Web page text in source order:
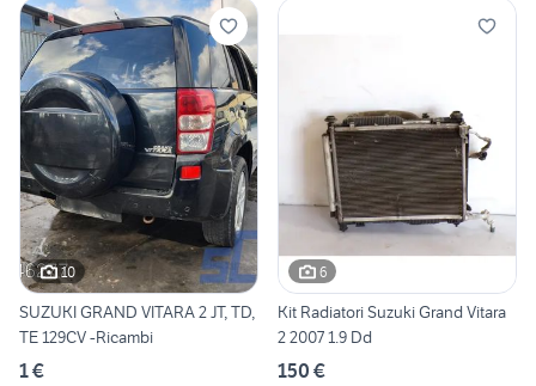
10
SUZUKI GRAND VITARA 2 JT, TD,
TE 129CV -Ricambi
1 €
6
Kit Radiatori Suzuki Grand Vitara
2 2007 1.9 Dd
150 €